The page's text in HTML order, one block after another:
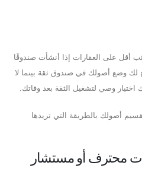
أقل على العقارات إذا أنشأت صندوقًا
لك وضع أصولك في صندوق ثقة بينما لا
اختيار وصي لتشغيل الثقة بعد وفاتك.
أصولك بالطريقة التي تريدها
محترف أو مستشار